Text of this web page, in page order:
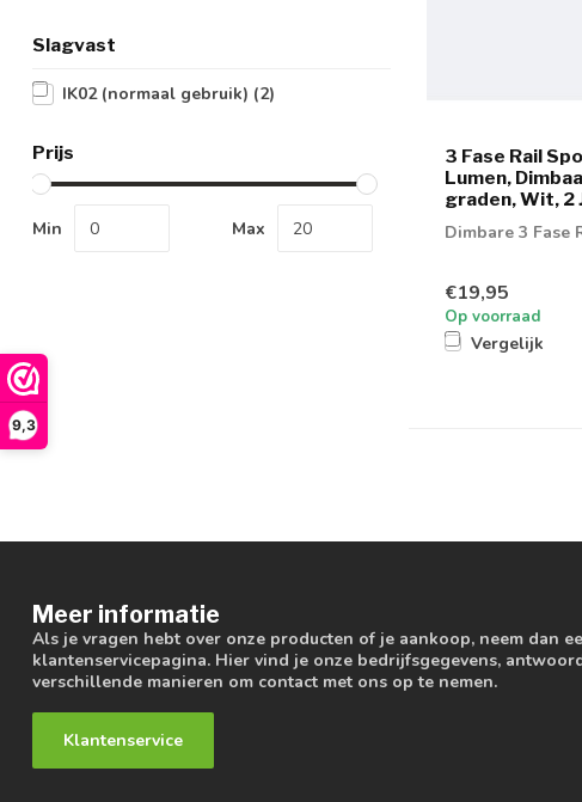
9,3
Slagvast
IK02 (normaal gebruik) (2)
Prijs
Min Max
3 Fase Rail
Lumen,
graden, Wit, 2
Dimbare 3 Fase
€19,95
Op voorraad
Vergelijk
Meer informatie
Als je vragen hebt over onze producten of je aankoop, neem dan
klantenservicepagina. Hier vind je onze bedrijfsgegevens,
verschillende manieren om contact met ons op te nemen.
Klantenservice